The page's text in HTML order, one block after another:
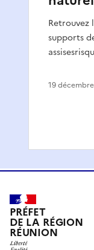
supports
19
PRÉFET
DE LA RÉGION
RÉUNION